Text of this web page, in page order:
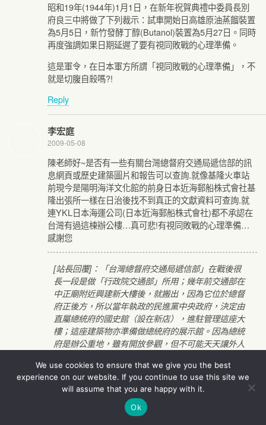
昭和19年(1944年)1月1日，在新年祝賀典禮中委員長別
府良三中將做了下列裁示：試車開始日高雄原油蒸餾裝置
為5月5日，新竹發酵丁醇(Butanol)裝置為5月27日。同時
再度強調如果日期延遲了要有視同敗戰的心理準備。
這是軍令，在日本軍方所謂「視同敗戰的心理準備」，不
就是切腹自殺嗎?!
Reply
李宏庭
2009-05-08
陳老師好~是否有一些有關台灣總督府交通局遞信部的訊
息網頁或歷史建築圖片和報告可以查詢.就像基隆火車站
前現今是陽明海洋文化館的前身日本近海郵船株式會社基
隆出張所一樣在日治後找不到真正的文獻資料可查詢.就
連YKL日本海運公司(日本近海郵船株式會社)都不承認在
台灣有過這棟辦公樓…真可悲!有視同敗戰的心理準備…
感謝您
[站長回覆]：「台灣總督府交通局遞信部」在戰後很
長一段是做「行政院交通部」所用；幾年前交通部在
中正廟附近興建新大樓後，就搬出，因為它位於總督
府正後方，所以當年執政的民進黨中央政府，決定由
直屬總統府的國史館（設在新店），進駐管理這座大
樓；這座建築物亦準備做總統府的展示館。因為總統
府是辦公重地，雖有開放參觀，但不可能天天讓外人
物常設展示的任務。
我不清楚這座建築物指定為古蹟後有沒有專家學者進
行研究或有書面的報告；不過國史館一年多前舉辦過
We use cookies to ensure that we give you the best
experience on our website. If you continue to use this site we
will assume that you are happy with it.
Ok